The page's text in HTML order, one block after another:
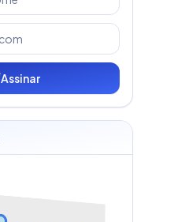
Assinar